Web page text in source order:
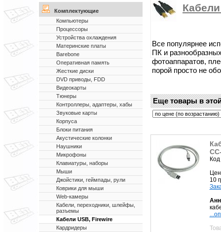
Комплектующие
Компьютеры
Процессоры
Устройства охлаждения
Материнские платы
Barebone
Оперативная память
Жесткие диски
DVD приводы, FDD
Видеокарты
Тюнеры
Контроллеры, адаптеры, хабы
Звуковые карты
Корпуса
Блоки питания
Акустические колонки
Наушники
Микрофоны
Клавиатуры, наборы
Мыши
Джойстики, геймпады, рули
Коврики для мыши
Web-камеры
Кабели, переходники, шлейфы,
разъемы
Кабели USB, Firewire
Кардридеры
Все популярнее
ПК и
фотоаппаратов,
порой просто не
Еще товары в
10